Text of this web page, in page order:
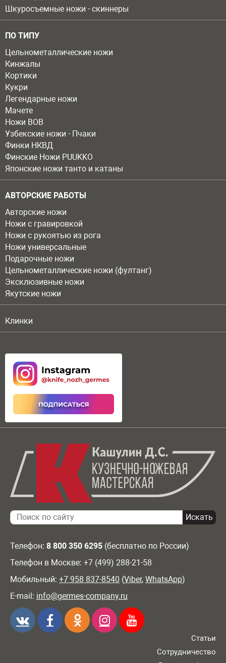
Шкуросъемные ножи - скиннеры
ПО ТИПУ
Цельнометаллические ножи
Кинжалы
Кортики
Кукри
Легендарные ножи
Мачете
Ножи ВОВ
Узбекские ножи - Пчаки
Финки НКВД
Финские Ножи PUUKKO
Японские ножи танто и катаны
АВТОРСКИЕ РАБОТЫ
Авторские ножи
Ножи с гравировкой
Ножи с рукоятью из рога
Ножи универсальные
Подарочные ножи
Цельнометаллические ножи (фултанг)
Эксклюзивные ножи
Якутские ножи
Клинки
Телефон: 8 800 350 6295 (бесплатно по России)
Телефон в Москве: +7 (499) 288-21-58
Мобильный: +7 958 837-8540 (Viber, WhatsApp)
E-mail: info@germes-company.ru
Статьи
Сотрудничество